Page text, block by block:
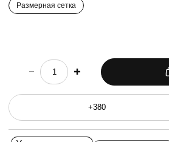
Размерная сетка
choose quantity